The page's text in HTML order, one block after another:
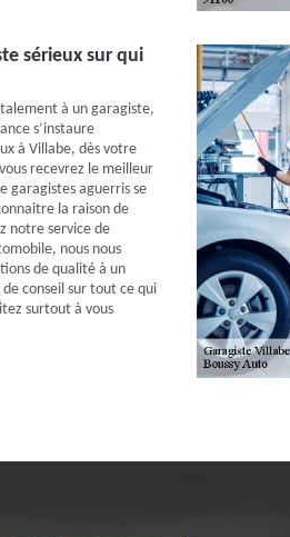
sérieux sur qui
à un garagiste,
s’instaure
à Villabe, dès votre
recevrez le meilleur
garagistes aguerris se
la raison de
notre service de
nous nous
de qualité à un
conseil sur tout ce qui
surtout à vous